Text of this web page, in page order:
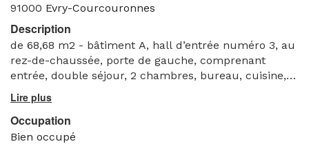
91000 Evry-Courcouronnes
Description
de 68,68 m2 - bâtiment A, hall d’entrée numéro 3, au
rez-de-chaussée, porte de gauche, comprenant
entrée, double séjour, 2 chambres, bureau, cuisine,
sous-sol et Parking devant le bâtiment.
Occupation
Bien occupé